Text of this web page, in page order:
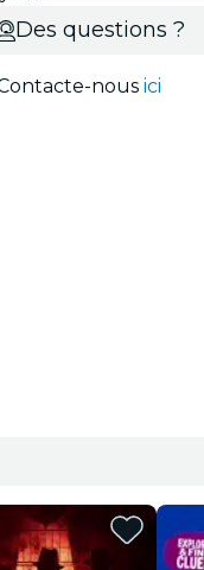
Des questions ?
nousici